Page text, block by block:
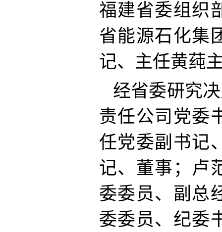
福建省委组织
省能源石化集
记、主任黄莼
经省委研究
责任公司党委
任党委副书记
记、董事；卢
委委员、副总
委委员、纪委